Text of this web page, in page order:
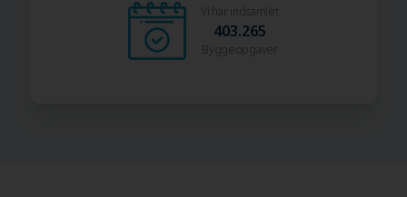
Vi har indsamlet
403.265
Byggeopgaver